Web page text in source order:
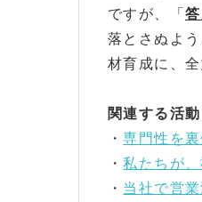
ですが、「
落とさぬよ
材育成に、
関連する活
・専門性を
・私たちが
・ 当社で営